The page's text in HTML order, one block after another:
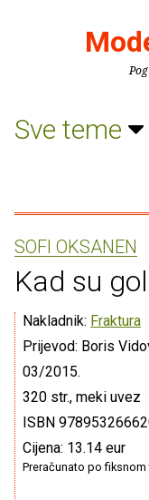
Sve teme
SOFI OKSANEN
Kad su
Nakladnik: Fraktura
Prijevod: Boris
03/2015.
320 str., meki uvez
ISBN
Cijena: 13.14 eur
Preračunato po fiksnom